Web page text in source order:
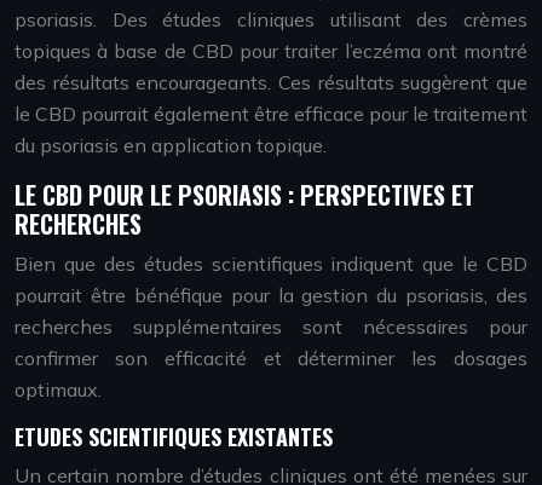
psoriasis. Des études cliniques utilisant des crèmes
topiques à base de CBD pour traiter l’eczéma ont montré
des résultats encourageants. Ces résultats suggèrent que
le CBD pourrait également être efficace pour le traitement
du psoriasis en application topique.
LE CBD POUR LE PSORIASIS : PERSPECTIVES ET
RECHERCHES
Bien que des études scientifiques indiquent que le CBD
pourrait être bénéfique pour la gestion du psoriasis, des
recherches supplémentaires sont nécessaires pour
confirmer son efficacité et déterminer les dosages
optimaux.
ETUDES SCIENTIFIQUES EXISTANTES
Un certain nombre d’études cliniques ont été menées sur